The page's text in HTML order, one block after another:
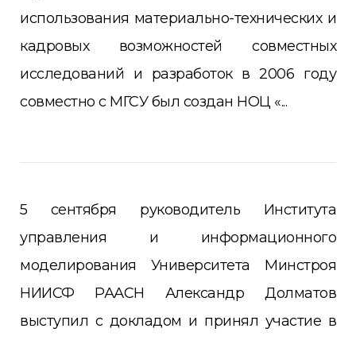
использования материально-технических и
кадровых возможностей совместных
исследований и разработок в 2006 году
совместно с МГСУ был создан НОЦ «...
5 сентября руководитель Института
управления и информационного
моделирования Университета Минстроя
НИИСФ РААСН Александр Долматов
выступил с докладом и принял участие в